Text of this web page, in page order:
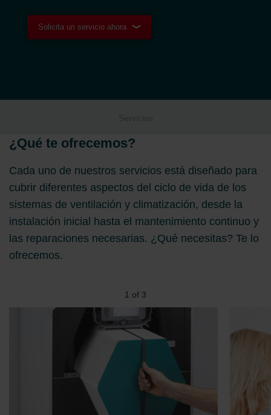
Solicita un servicio ahora
Servicios
¿Qué te ofrecemos?
Cada uno de nuestros servicios está diseñado para
cubrir diferentes aspectos del ciclo de vida de los
sistemas de ventilación y climatización, desde la
instalación inicial hasta el mantenimiento continuo y
las reparaciones necesarias. ¿Qué necesitas? Te lo
ofrecemos.
1 of 3